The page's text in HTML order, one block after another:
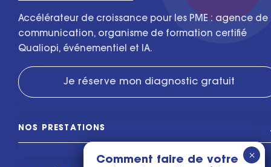
Accélérateur de croissance pour les PME : agence de
communication, organisme de formation certifié
Qualiopi, événementiel et IA.
Je réserve mon diagnostic gratuit
NOS PRESTATIONS
Comment faire de votre